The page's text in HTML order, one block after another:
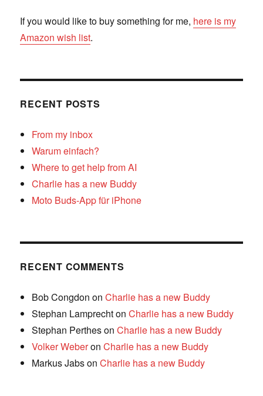
If you would like to buy something for me, here is my
Amazon wish list.
RECENT POSTS
From my inbox
Warum einfach?
Where to get help from AI
Charlie has a new Buddy
Moto Buds-App für iPhone
RECENT COMMENTS
Bob Congdon onCharlie has a new Buddy
Stephan LamprechtonCharlie has a new Buddy
Stephan PerthesonCharlie has a new Buddy
Volker WeberonCharlie has a new Buddy
Markus JabsonCharlie has a new Buddy